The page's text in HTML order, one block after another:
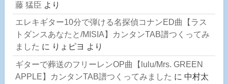
藤 猛臣 より
エレキギター10分で弾ける名探偵コナンED曲【ラス
トダンスあなたと/MISIA】カンタンTAB譜つくってみ
ました に りょピヨ より
ギターで葬送のフリーレンOP曲【lulu/Mrs. GREEN
APPLE】カンタンTAB譜つくってみました に 中村太